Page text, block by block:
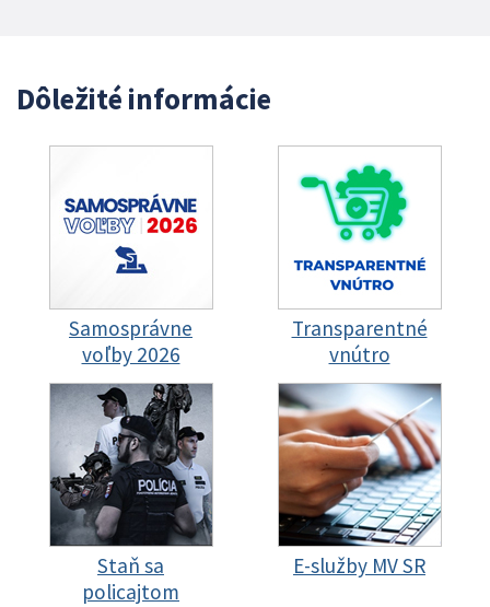
Dôležité informácie
Samosprávne
voľby 2026
Transparentné
vnútro
Staň sa
policajtom
E-služby MV SR